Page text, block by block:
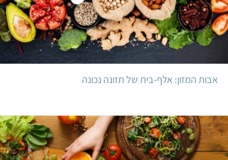
מזונות צמחיים עשירים בסידן? לפניכם מאמרים על תזונה נכונה
מהצומח, שיסייעו לכם לענות על שאלות אלו ואחרות ולספק
לגופכם את כל אבות המזון הדרושים לו. מאחר שהמידע המובא
כאן אינו יכול לשמש כהנחיות רפואיות, אם ברצונכם לקבל ייעוץ
פרטני, הנכם מוזמנים להעזר בדיאטנית ידידותית לטבעונים
מתוך הרשימה שלנו. מומלץ לבקר גם בתפריט הטבעוני לדוגמא
שלנו.
אבות המזון: אלף-בית של תזונה נכונה